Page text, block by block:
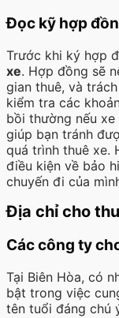
Đọc kỹ hợp
Trước khi ký hợp
xe. Hợp đồng sẽ
gian thuê, và
kiểm tra các
bồi thường nếu
giúp bạn tránh
quá trình thuê xe.
điều kiện về bảo
chuyến đi của
Địa chỉ cho
Các công ty
Tại Biên Hòa, có
bật trong việc
tên tuổi đáng chú